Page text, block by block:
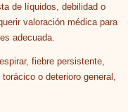
de líquidos, debilidad o
valoración médica para
adecuada.
fiebre persistente,
o deterioro general,